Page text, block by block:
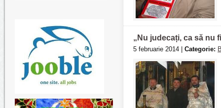
„Nu judecați, ca să nu
5 februarie 2014 | Categorie: